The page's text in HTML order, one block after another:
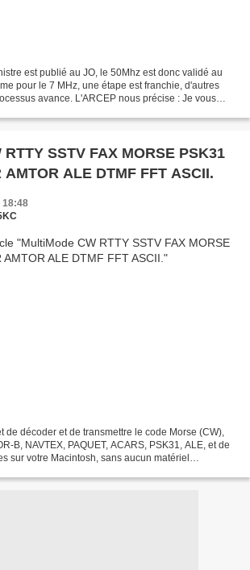
est publié au JO, le 50Mhz est donc validé au
pour le 7 MHz, une étape est franchie, d'autres
avance. L'ARCEP nous précise : Je vous
SSTV FAX MORSE PSK31
AMTOR ALE DTMF FFT ASCII.
18:48
de décoder et de transmettre le code Morse (CW),
B, NAVTEX, PAQUET, ACARS, PSK31, ALE, et de
sur votre Macintosh, sans aucun matériel